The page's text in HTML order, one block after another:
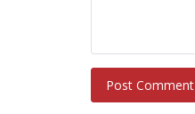
Post Comment